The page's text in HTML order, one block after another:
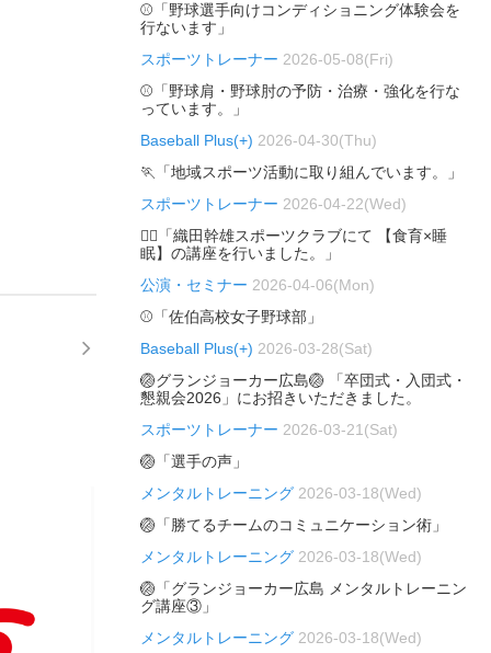
⚾「野球選手向けコンディショニング体験会を
行ないます」
スポーツトレーナー 2026-05-08(Fri)
⚾「野球肩・野球肘の予防・治療・強化を行な
っています。」
Baseball Plus(+) 2026-04-30(Thu)
🏃「地域スポーツ活動に取り組んでいます。」
スポーツトレーナー 2026-04-22(Wed)
🏃‍♂️「織田幹雄スポーツクラブにて 【食育×睡
眠】の講座を行いました。」
公演・セミナー 2026-04-06(Mon)
⚾「佐伯高校女子野球部」
Baseball Plus(+) 2026-03-28(Sat)
🏐グランジョーカー広島🏐 「卒団式・入団式・
懇親会2026」にお招きいただきました。
スポーツトレーナー 2026-03-21(Sat)
🏐「選手の声」
メンタルトレーニング 2026-03-18(Wed)
🏐「勝てるチームのコミュニケーション術」
メンタルトレーニング 2026-03-18(Wed)
🏐「グランジョーカー広島 メンタルトレーニン
グ講座③」
メンタルトレーニング 2026-03-18(Wed)